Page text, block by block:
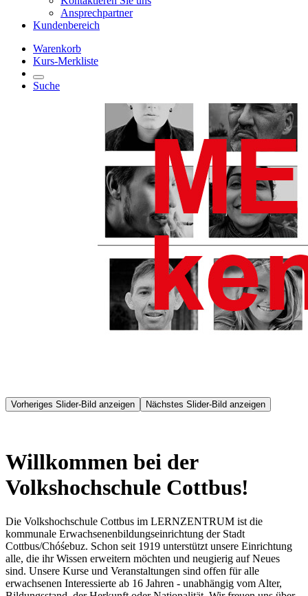
Ansprechpartner
Kundenbereich
Warenkorb
Kurs-Merkliste
Suche
Vorheriges Slider-Bild anzeigen Nächstes Slider-Bild anzeigen
Willkommen bei der
Volkshochschule Cottbus!
Die Volkshochschule Cottbus im LERNZENTRUM ist die
kommunale Erwachsenenbildungseinrichtung der Stadt
Cottbus/Chóśebuz. Schon seit 1919 unterstützt unsere Einrichtung
alle, die ihr Wissen erweitern möchten und neugierig auf Neues
sind. Unsere Kurse und Veranstaltungen sind offen für alle
erwachsenen Interessierte ab 16 Jahren - unabhängig vom Alter,